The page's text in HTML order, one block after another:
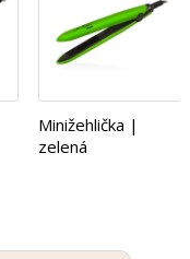
Minižehlička |
zelená